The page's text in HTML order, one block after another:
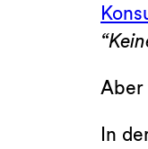
Aber
In